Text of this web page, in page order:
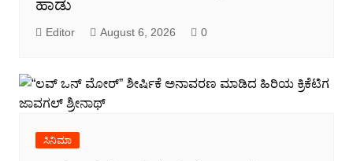
ಹಾಡು
Editor August 6, 2026 0
ಸಿನಿಮಾ